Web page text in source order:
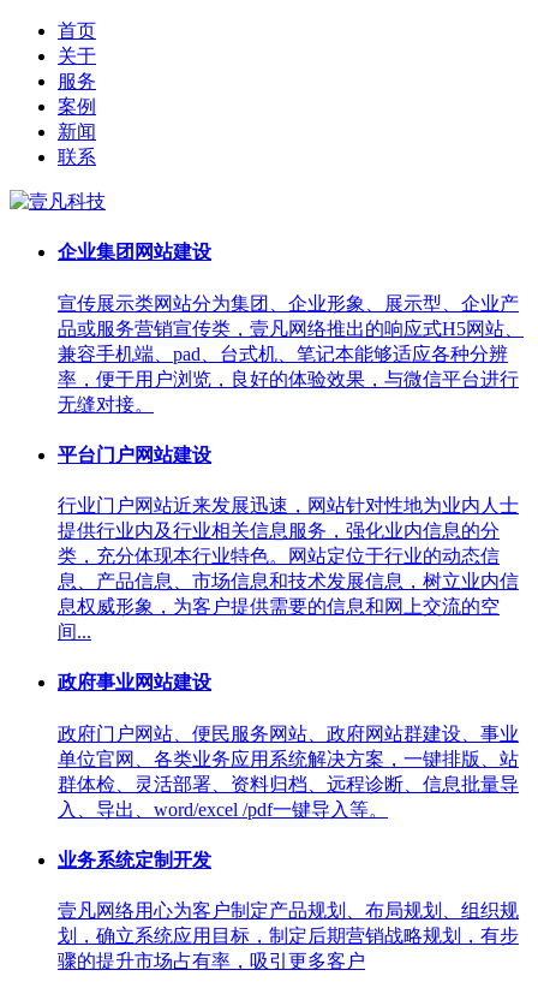
首页
关于
服务
案例
新闻
联系
企业集团网站建设
宣传展示类网站分为集团、企业形象、展示型、企业产
品或服务营销宣传类，壹凡网络推出的响应式H5网站、
兼容手机端、pad、台式机、笔记本能够适应各种分辨
率，便于用户浏览，良好的体验效果，与微信平台进行
无缝对接。
平台门户网站建设
行业门户网站近来发展迅速，网站针对性地为业内人士
提供行业内及行业相关信息服务，强化业内信息的分
类，充分体现本行业特色。网站定位于行业的动态信
息、产品信息、市场信息和技术发展信息，树立业内信
息权威形象，为客户提供需要的信息和网上交流的空
间...
政府事业网站建设
政府门户网站、便民服务网站、政府网站群建设、事业
单位官网、各类业务应用系统解决方案，一键排版、站
群体检、灵活部署、资料归档、远程诊断、信息批量导
入、导出、word/excel /pdf一键导入等。
业务系统定制开发
壹凡网络用心为客户制定产品规划、布局规划、组织规
划，确立系统应用目标，制定后期营销战略规划，有步
骤的提升市场占有率，吸引更多客户